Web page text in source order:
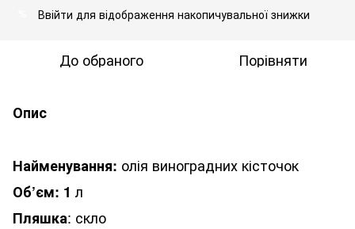
Ввійти для відображення накопичувальної знижки
До обраного Порівняти
Опис
Найменування: олія виноградних кісточок
Об’єм: 1 л
Пляшка: скло